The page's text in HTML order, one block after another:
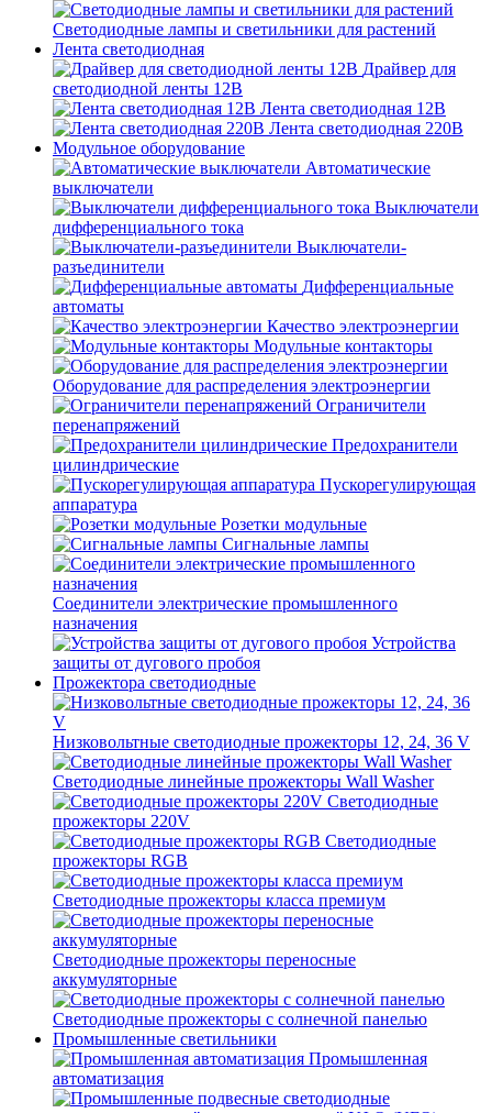
Светодиодные лампы и светильники для растений
Лента светодиодная
Драйвер для
светодиодной ленты 12В
Лента светодиодная 12В
Лента светодиодная 220В
Модульное оборудование
Автоматические
выключатели
Выключатели
дифференциального тока
Выключатели-
разъединители
Дифференциальные
автоматы
Качество электроэнергии
Модульные контакторы
Оборудование для распределения электроэнергии
Ограничители
перенапряжений
Предохранители
цилиндрические
Пускорегулирующая
аппаратура
Розетки модульные
Сигнальные лампы
Соединители электрические промышленного
назначения
Устройства
защиты от дугового пробоя
Прожектора светодиодные
Низковольтные светодиодные прожекторы 12, 24, 36 V
Светодиодные линейные прожекторы Wall Washer
Светодиодные
прожекторы 220V
Светодиодные
прожекторы RGB
Светодиодные прожекторы класса премиум
Светодиодные прожекторы переносные
аккумуляторные
Светодиодные прожекторы с солнечной панелью
Промышленные светильники
Промышленная
автоматизация